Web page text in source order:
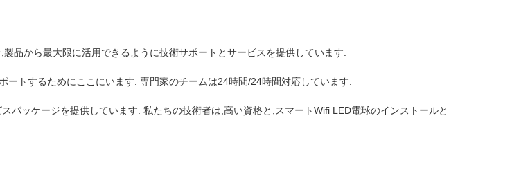
品から最大限に活用できるように技術サポートとサービスを提供しています.
トするためにここにいます. 専門家のチームは24時間/24時間対応しています.
パッケージを提供しています. 私たちの技術者は,高い資格と,スマートWifi LED電球のインストールと